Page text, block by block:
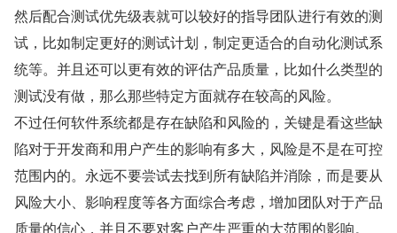
然后配合测试优先级表就可以较好的指导团队进行有效的测
试，比如制定更好的测试计划，制定更适合的自动化测试系
统等。并且还可以更有效的评估产品质量，比如什么类型的
测试没有做，那么那些特定方面就存在较高的风险。
不过任何软件系统都是存在缺陷和风险的，关键是看这些缺
陷对于开发商和用户产生的影响有多大，风险是不是在可控
范围内的。永远不要尝试去找到所有缺陷并消除，而是要从
风险大小、影响程度等各方面综合考虑，增加团队对于产品
质量的信心，并且不要对客户产生严重的大范围的影响。